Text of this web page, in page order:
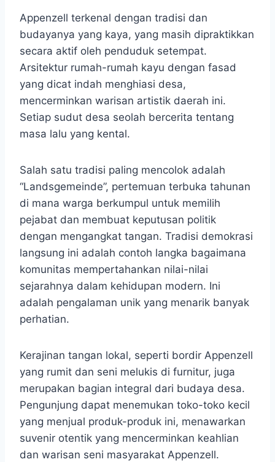
Appenzell terkenal dengan tradisi dan
budayanya yang kaya, yang masih dipraktikkan
secara aktif oleh penduduk setempat.
Arsitektur rumah-rumah kayu dengan fasad
yang dicat indah menghiasi desa,
mencerminkan warisan artistik daerah ini.
Setiap sudut desa seolah bercerita tentang
masa lalu yang kental.
Salah satu tradisi paling mencolok adalah
“Landsgemeinde”, pertemuan terbuka tahunan
di mana warga berkumpul untuk memilih
pejabat dan membuat keputusan politik
dengan mengangkat tangan. Tradisi demokrasi
langsung ini adalah contoh langka bagaimana
komunitas mempertahankan nilai-nilai
sejarahnya dalam kehidupan modern. Ini
adalah pengalaman unik yang menarik banyak
perhatian.
Kerajinan tangan lokal, seperti bordir Appenzell
yang rumit dan seni melukis di furnitur, juga
merupakan bagian integral dari budaya desa.
Pengunjung dapat menemukan toko-toko kecil
yang menjual produk-produk ini, menawarkan
suvenir otentik yang mencerminkan keahlian
dan warisan seni masyarakat Appenzell.